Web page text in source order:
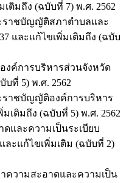
ติมถึง (ฉบับที่ 7) พ.ศ. 2562
ราชบัญญัติสภาตำบลและ
และแก้ไขเพิ่มเติมถึง (ฉบับ
ค์การบริหารส่วนจังหวัด
บที่ 5) พ.ศ. 2562
าชบัญญัติองค์การบริหาร
เติมถึง (ฉบับที่ 5) พ.ศ. 2562
และความเป็นระเบียบ
ละแก้ไขเพิ่มเติม (ฉบับที่ 2)
วามสะอาดและความเป็น